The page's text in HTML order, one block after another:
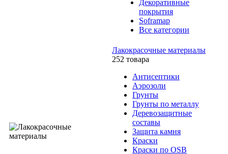
Декоративные
покрытия
Soframap
Все категории
Лакокрасочные материалы
252 товара
Антисептики
Аэрозоли
Грунты
Грунты по металлу
Деревозащитные
составы
Защита камня
Краски
Краски по OSB